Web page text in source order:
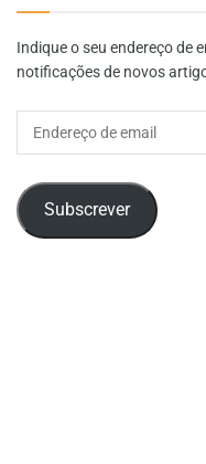
Indique o seu endereço de
notificações de novos
Subscrever